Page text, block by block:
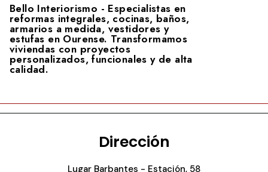
Bello Interiorismo - Especialistas en
reformas integrales, cocinas, baños,
armarios a medida, vestidores y
estufas en Ourense. Transformamos
viviendas con proyectos
personalizados, funcionales y de alta
calidad.
Dirección
Lugar Barbantes - Estación, 58